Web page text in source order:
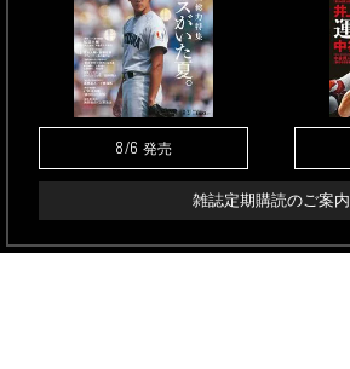
8/6 発売
雑誌定期購読のご案内